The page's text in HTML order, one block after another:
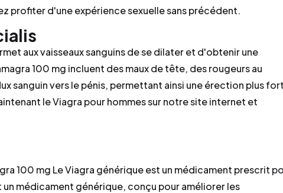
profiter d'une expérience sexuelle sans précédent.
aux vaisseaux sanguins de se dilater et d'obtenir une
100 mg incluent des maux de tête, des rougeurs au
sanguin vers le pénis, permettant ainsi une érection plus
le Viagra pour hommes sur notre site internet et
100 mg Le Viagra générique est un médicament prescrit
médicament générique, conçu pour améliorer les